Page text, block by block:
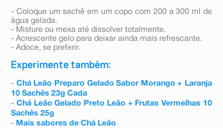
- Coloque um sachê em um copo com 200 a 300 ml de
água gelada.
- Misture ou mexa até dissolver totalmente.
- Acrescente gelo para deixar ainda mais refrescante.
- Adoce, se preferir.
Experimente também:
- Chá Leão Preparo Gelado Sabor Morango + Laranja
10 Sachês 23g Cada
-Chá Leão Gelado Preto Leão + Frutas Vermelhas 10
Sachês 25g
- Mais sabores de Chá Leão